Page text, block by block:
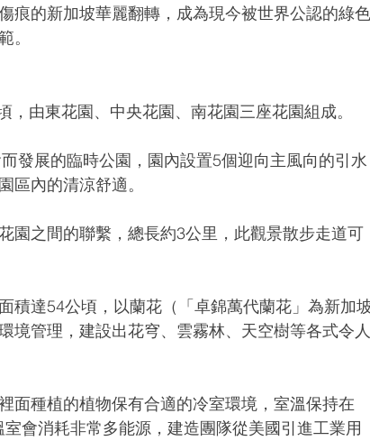
痕的新加坡華麗翻轉，成為現今被世界公認的綠色
。
由東花園、中央花園、南花園三座花園組成。
發展的臨時公園，園內設置5個迎向主風向的引水
區內的清涼舒適。
園之間的聯繫，總長約3公里，此觀景散步走道可
積達54公頃，以蘭花（「卓錦萬代蘭花」為新加
境管理，建設出花穹、雲霧林、天空樹等各式令人
面種植的植物保有合適的冷室環境，室溫保持在
會消耗非常多能源，建造團隊從美國引進工業用